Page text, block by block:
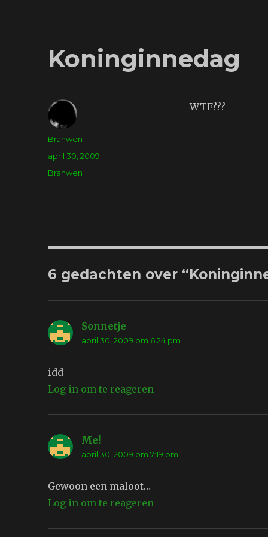
Koninginnedag
WTF???
Auteur
Branwen
Geplaatst
april 30, 2009
Tags
Branwen
6 gedachten over
Sonnetje
april 30, 2009 om 6:24 pm
idd
Log in om te reageren
Me!
april 30, 2009 om 7:19 pm
Gewoon een maloot…
Log in om te reageren